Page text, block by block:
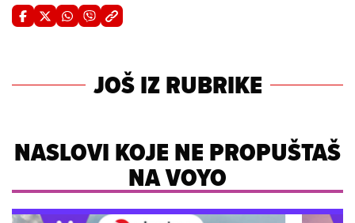
JOŠ IZ RUBRIKE
NASLOVI KOJE NE PROPUŠTAŠ
NA VOYO